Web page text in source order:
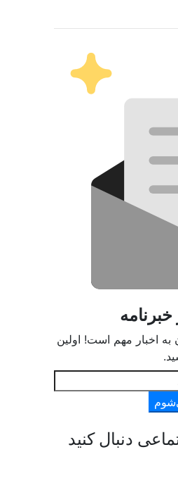
اخبار مهم است! اولین
دنبال کنید